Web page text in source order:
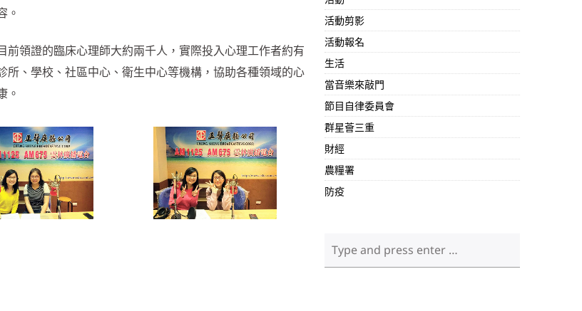
。
領證的臨床心理師大約兩千人，實際投入心理工作者約有
、學校、社區中心、衛生中心等機構，協助各種領域的心
。
活動剪影
活動報名
生活
當音樂來敲門
節目自律委員會
群星薈三重
財經
農糧署
防疫